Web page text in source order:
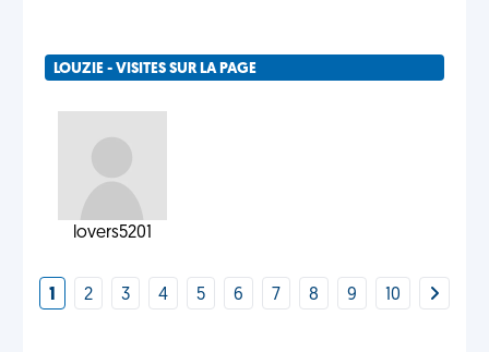
LOUZIE - VISITES SUR LA PAGE
lovers5201
1 2 3 4 5 6 7 8 9 10